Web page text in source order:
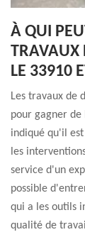
À QUI
TRAVAUX
LE 33910
Les travaux de
pour gagner
indiqué qu'il
les
service d'un
possible
qui a les outils
qualité de